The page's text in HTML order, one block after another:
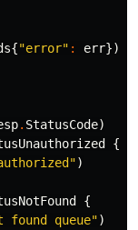
{"error" : err})
. StatusCode)
{
)
{
found queue")